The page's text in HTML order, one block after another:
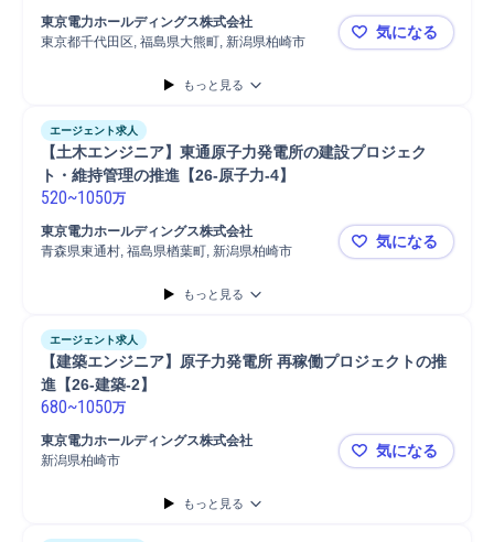
東京電力ホールディングス株式会社
東京都千代田区, 福島県大熊町, 新潟県柏崎市
【原子力】
気になる
もっと見る
エージェント求人
【土木エンジニア】東通原子力発電所の建設プロジェク
ト・維持管理の推進【26-原子力-4】
520~1050万
東京電力ホールディングス株式会社
青森県東通村, 福島県楢葉町, 新潟県柏崎市
【土木エン
気になる
もっと見る
エージェント求人
【建築エンジニア】原子力発電所 再稼働プロジェクトの推
進【26-建築-2】
680~1050万
東京電力ホールディングス株式会社
新潟県柏崎市
【建築エン
気になる
もっと見る